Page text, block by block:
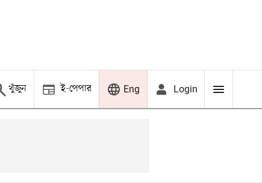
খুঁজুন ই-পেপার Eng Login